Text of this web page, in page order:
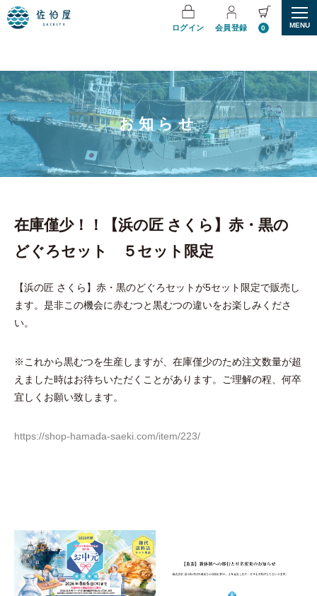
ログイン 会員登録 0 MENU
お知らせ
在庫僅少！！【浜の匠 さくら】赤・黒の
どぐろセット ５セット限定
【浜の匠 さくら】赤・黒のどぐろセットが5セット限定で販売し
ます。是非この機会に赤むつと黒むつの違いをお楽しみくださ
い。
※これから黒むつを生産しますが、在庫僅少のため注文数量が超
えました時はお待ちいただくことがあります。ご理解の程、何卒
宜しくお願い致します。
https://shop-hamada-saeki.com/item/223/